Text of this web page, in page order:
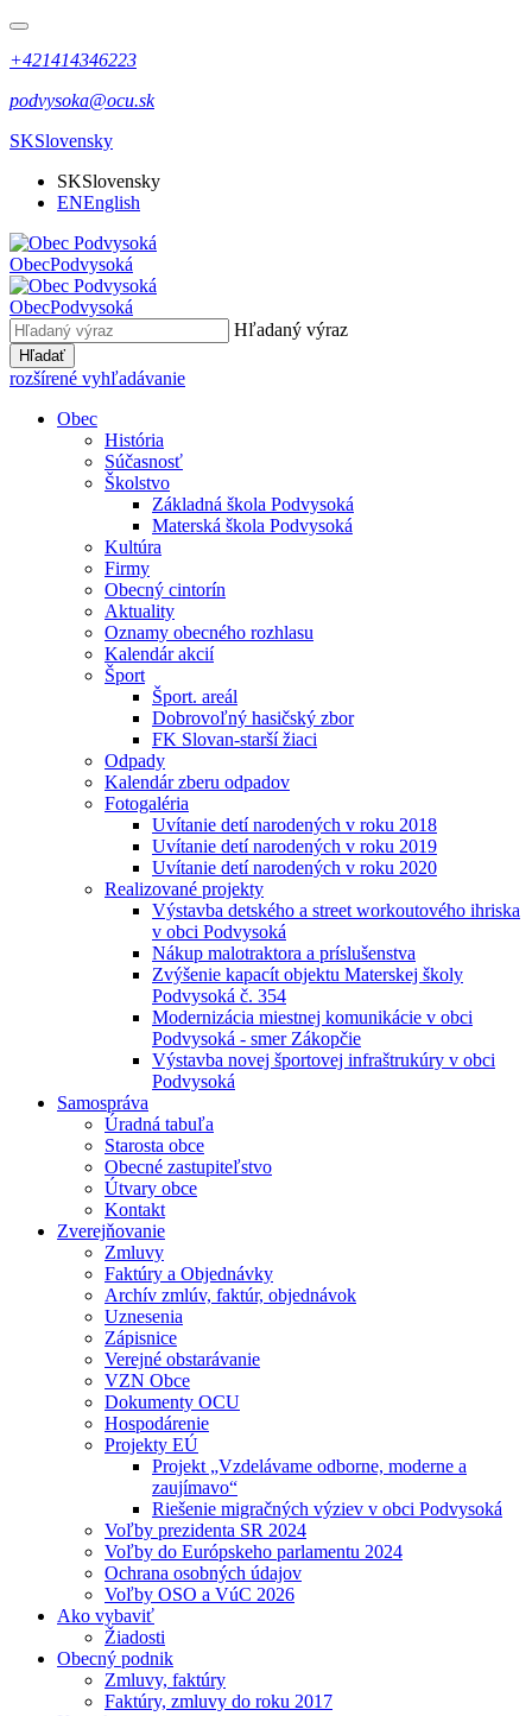
+421414346223
podvysoka@ocu.sk
SKSlovensky
SKSlovensky
ENEnglish
ObecPodvysoká
ObecPodvysoká
Hľadaný výraz
Hľadať
rozšírené vyhľadávanie
Obec
História
Súčasnosť
Školstvo
Základná škola Podvysoká
Materská škola Podvysoká
Kultúra
Firmy
Obecný cintorín
Aktuality
Oznamy obecného rozhlasu
Kalendár akcií
Šport
Šport. areál
Dobrovoľný hasičský zbor
FK Slovan-starší žiaci
Odpady
Kalendár zberu odpadov
Fotogaléria
Uvítanie detí narodených v roku 2018
Uvítanie detí narodených v roku 2019
Uvítanie detí narodených v roku 2020
Realizované projekty
Výstavba detského a street workoutového ihriska
v obci Podvysoká
Nákup malotraktora a príslušenstva
Zvýšenie kapacít objektu Materskej školy
Podvysoká č. 354
Modernizácia miestnej komunikácie v obci
Podvysoká - smer Zákopčie
Výstavba novej športovej infraštrukúry v obci
Podvysoká
Samospráva
Úradná tabuľa
Starosta obce
Obecné zastupiteľstvo
Útvary obce
Kontakt
Zverejňovanie
Zmluvy
Faktúry a Objednávky
Archív zmlúv, faktúr, objednávok
Uznesenia
Zápisnice
Verejné obstarávanie
VZN Obce
Dokumenty OCU
Hospodárenie
Projekty EÚ
Projekt „Vzdelávame odborne, moderne a
zaujímavo“
Riešenie migračných výziev v obci Podvysoká
Voľby prezidenta SR 2024
Voľby do Európskeho parlamentu 2024
Ochrana osobných údajov
Voľby OSO a VúC 2026
Ako vybaviť
Žiadosti
Obecný podnik
Zmluvy, faktúry
Faktúry, zmluvy do roku 2017